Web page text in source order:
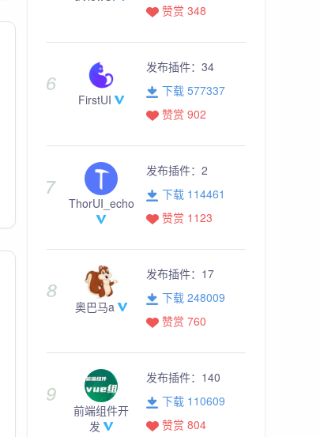
赞赏 348
FirstUI
发布插件： 34
下载 577337
赞赏 902
ThorUI_echo
发布插件： 2
下载 114461
赞赏 1123
奥巴马a
发布插件： 17
下载 248009
赞赏 760
前端组件开
发
发布插件： 140
下载 110609
赞赏 804